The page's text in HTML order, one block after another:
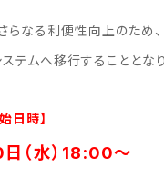
らなる利便性向上のため、
テムへ移行することとなり
日時】
（水）18:00～